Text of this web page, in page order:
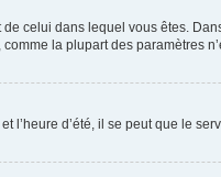
celui dans lequel vous êtes.
la plupart des paramètres
l’heure d’été, il se peut que le